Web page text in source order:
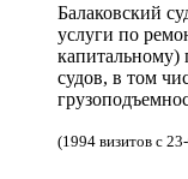
Балаковский
услуги по
капитальному)
судов, в том
(1994 визитов с